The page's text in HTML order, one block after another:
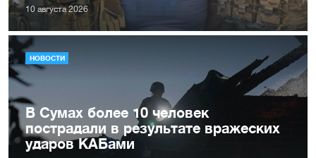
10 августа 2026
НОВОСТИ
В Сумах более 10 человек
пострадали в результате вражеских
ударов КАБами